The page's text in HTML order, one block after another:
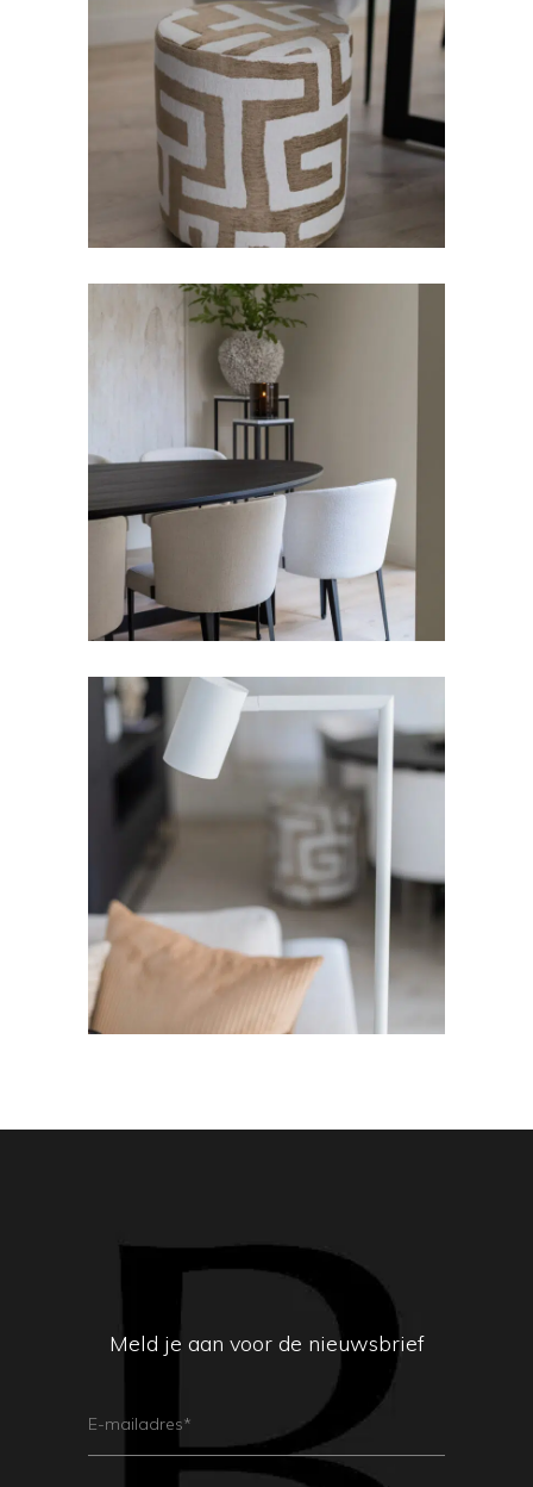
POEFS
Hocker met print
EETKAMERSTOELEN
Eetkamerstoel C-line
VLOERLAMPEN
Tribe vloerlamp
Meld je aan voor de nieuwsbrief
Mailadres